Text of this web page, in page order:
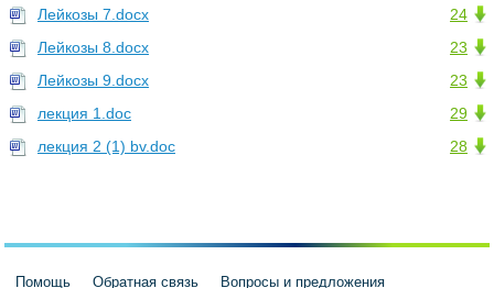
24
Лейкозы 7.docx
23
Лейкозы 8.docx
23
Лейкозы 9.docx
29
лекция 1.doc
28
лекция 2 (1) bv.doc
Помощь Обратная связь Вопросы и предложения